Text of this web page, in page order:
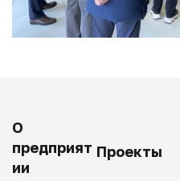
О
предприят
ии
Проекты